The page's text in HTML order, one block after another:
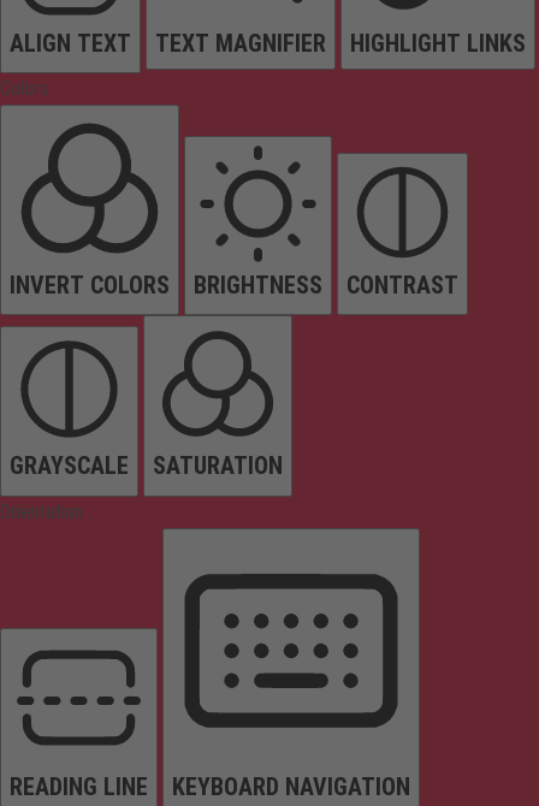
ALIGN TEXT TEXT MAGNIFIER HIGHLIGHT LINKS
Colors
INVERT COLORS BRIGHTNESS CONTRAST
GRAYSCALE SATURATION
Orientation
READING LINE KEYBOARD NAVIGATION